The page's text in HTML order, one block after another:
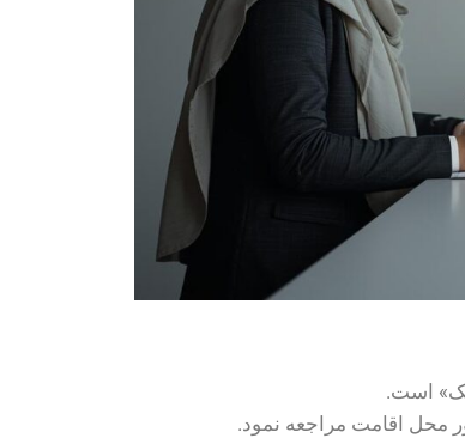
است.
محل اقامت مراجعه نمود.